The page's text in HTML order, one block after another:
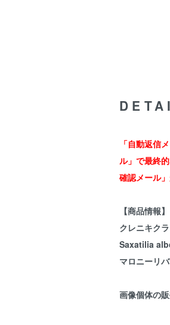
「自動返信
ル」で最終
確認メール
【商品情報】
クレニキク
Saxatilia
マロニーリ
画像個体の販